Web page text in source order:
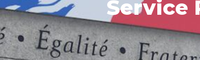
Service